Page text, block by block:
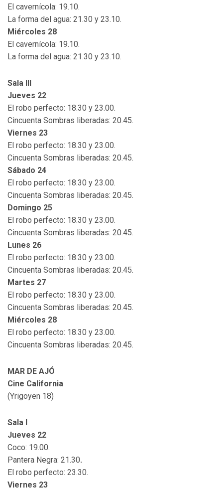
El cavernícola: 19.10.
La forma del agua: 21.30 y 23.10.
Miércoles 28
El cavernícola: 19.10.
La forma del agua: 21.30 y 23.10.
Sala III
Jueves 22
El robo perfecto: 18.30 y 23.00.
Cincuenta Sombras liberadas: 20.45.
Viernes 23
El robo perfecto: 18.30 y 23.00.
Cincuenta Sombras liberadas: 20.45.
Sábado 24
El robo perfecto: 18.30 y 23.00.
Cincuenta Sombras liberadas: 20.45.
Domingo 25
El robo perfecto: 18.30 y 23.00.
Cincuenta Sombras liberadas: 20.45.
Lunes 26
El robo perfecto: 18.30 y 23.00.
Cincuenta Sombras liberadas: 20.45.
Martes 27
El robo perfecto: 18.30 y 23.00.
Cincuenta Sombras liberadas: 20.45.
Miércoles 28
El robo perfecto: 18.30 y 23.00.
Cincuenta Sombras liberadas: 20.45.
MAR DE AJÓ
Cine California
(Yrigoyen 18)
Sala I
Jueves 22
Coco: 19.00.
Pantera Negra: 21.30.
El robo perfecto: 23.30.
Viernes 23